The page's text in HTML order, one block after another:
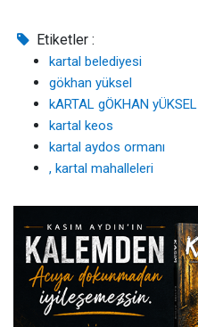
Etiketler :
kartal belediyesi
gökhan yüksel
kARTAL gÖKHAN yÜKSEL
kartal keos
kartal aydos ormanı
, kartal mahalleleri